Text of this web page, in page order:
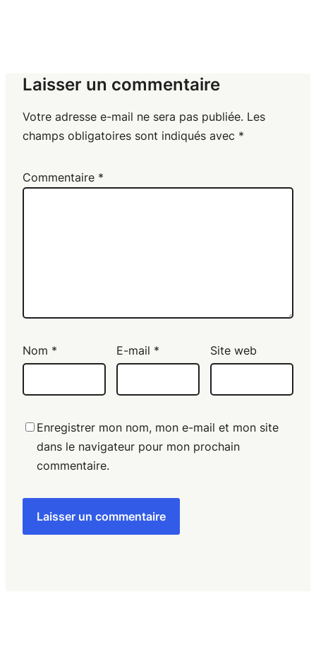
Laisser un commentaire
Votre adresse e-mail ne sera pas publiée. Les
champs obligatoires sont indiqués avec *
Commentaire *
Nom * E-mail * Site web
Enregistrer mon nom, mon e-mail et mon site
dans le navigateur pour mon prochain
commentaire.